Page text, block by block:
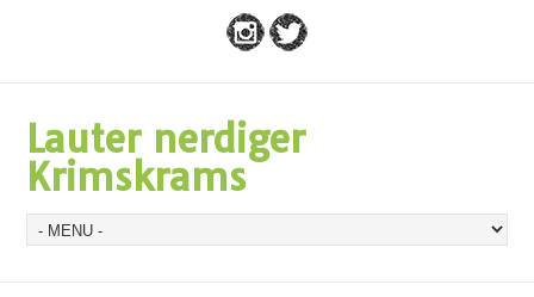
Lauter nerdiger
Krimskrams